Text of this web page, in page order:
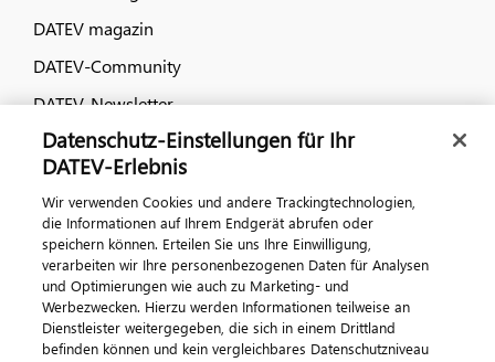
DATEV magazin
DATEV-Community
DATEV-Newsletter
Kontaktieren Sie uns
Datenschutz-Einstellungen für Ihr
DATEV-Erlebnis
Wir verwenden Cookies und andere Trackingtechnologien,
die Informationen auf Ihrem Endgerät abrufen oder
speichern können. Erteilen Sie uns Ihre Einwilligung,
verarbeiten wir Ihre personenbezogenen Daten für Analysen
und Optimierungen wie auch zu Marketing- und
Werbezwecken. Hierzu werden Informationen teilweise an
Dienstleister weitergegeben, die sich in einem Drittland
befinden können und kein vergleichbares Datenschutzniveau